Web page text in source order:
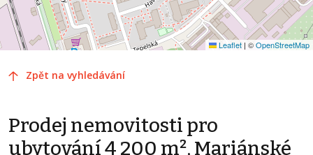
Leaflet | ©OpenStreetMap
Zpět na vyhledávání
Prodej nemovitosti pro
ubytování 4 200 m², Mariánské